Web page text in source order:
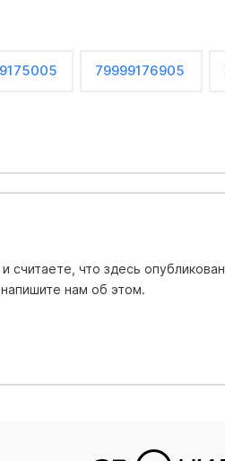
79999176905
что здесь
нам об этом.